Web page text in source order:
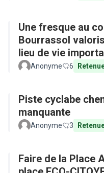
Une fresque au
Bourrassol
lieu de vie
Anonyme 6
Piste cyclabe
manquante
Anonyme 3
Faire de la Place